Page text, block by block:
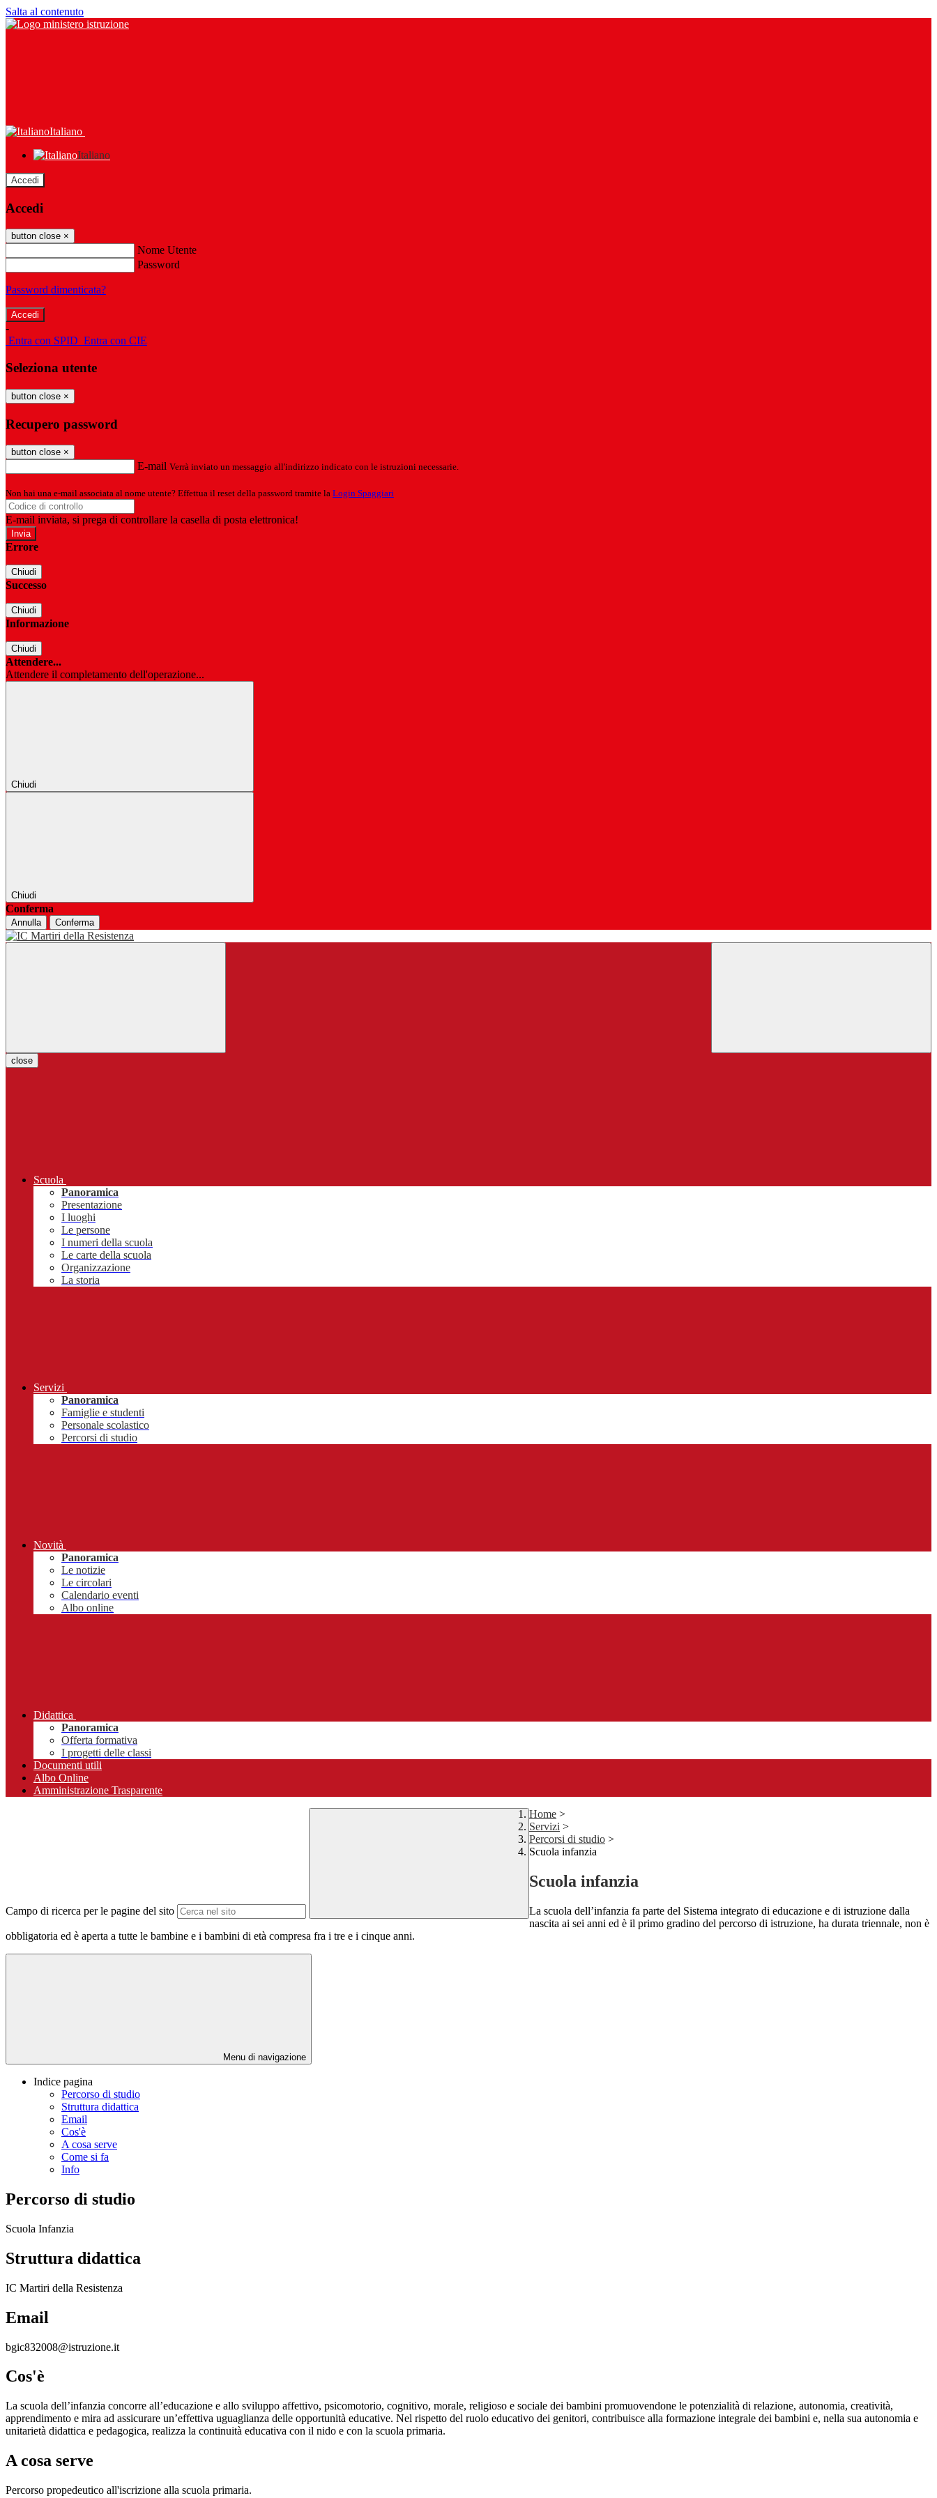
Salta al contenuto
Italiano
Italiano
Accedi
Accedi
button close ×
Nome Utente
Password
Password dimenticata?
-
Entra con SPID Entra con CIE
Seleziona utente
button close ×
Recupero password
button close ×
E-mail Verrà inviato un messaggio all'indirizzo indicato con le istruzioni necessarie.
Non hai una e-mail associata al nome utente? Effettua il reset della password tramite la Login Spaggiari
E-mail inviata, si prega di controllare la casella di posta elettronica!
Errore
Chiudi
Successo
Chiudi
Informazione
Chiudi
Attendere...
Attendere il completamento dell'operazione...
Chiudi
Chiudi
Conferma
Annulla Conferma
close
Scuola
Panoramica
Presentazione
I luoghi
Le persone
I numeri della scuola
Le carte della scuola
Organizzazione
La storia
Servizi
Panoramica
Famiglie e studenti
Personale scolastico
Percorsi di studio
Novità
Panoramica
Le notizie
Le circolari
Calendario eventi
Albo online
Didattica
Panoramica
Offerta formativa
I progetti delle classi
Documenti utili
Albo Online
Amministrazione Trasparente
Campo di ricerca per le pagine del sito
Home >
Servizi >
Percorsi di studio >
Scuola infanzia
Scuola infanzia
La scuola dell’infanzia fa parte del Sistema integrato di educazione e di istruzione dalla
nascita ai sei anni ed è il primo gradino del percorso di istruzione, ha durata triennale, non è
obbligatoria ed è aperta a tutte le bambine e i bambini di età compresa fra i tre e i cinque anni.
Menu di navigazione
Indice pagina
Percorso di studio
Struttura didattica
Email
Cos'è
A cosa serve
Come si fa
Info
Percorso di studio
Scuola Infanzia
Struttura didattica
IC Martiri della Resistenza
Email
bgic832008@istruzione.it
Cos'è
La scuola dell’infanzia concorre all’educazione e allo sviluppo affettivo, psicomotorio, cognitivo, morale, religioso e sociale dei bambini promuovendone le potenzialità di relazione, autonomia, creatività,
apprendimento e mira ad assicurare un’effettiva uguaglianza delle opportunità educative. Nel rispetto del ruolo educativo dei genitori, contribuisce alla formazione integrale dei bambini e, nella sua autonomia e
unitarietà didattica e pedagogica, realizza la continuità educativa con il nido e con la scuola primaria.
A cosa serve
Percorso propedeutico all'iscrizione alla scuola primaria.